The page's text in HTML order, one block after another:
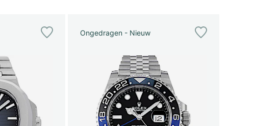
Ongedragen - Nieuw